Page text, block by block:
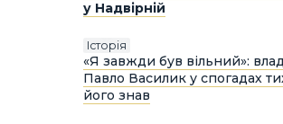
у Надвірній
історія
«Я завжди був вільний»:
Павло Василик у спогадах
його знав